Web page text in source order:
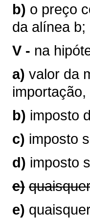
b) o preço
da alínea b;
V - na
a) valor da
b) imposto
c) imposto
d) imposto
e)
e)